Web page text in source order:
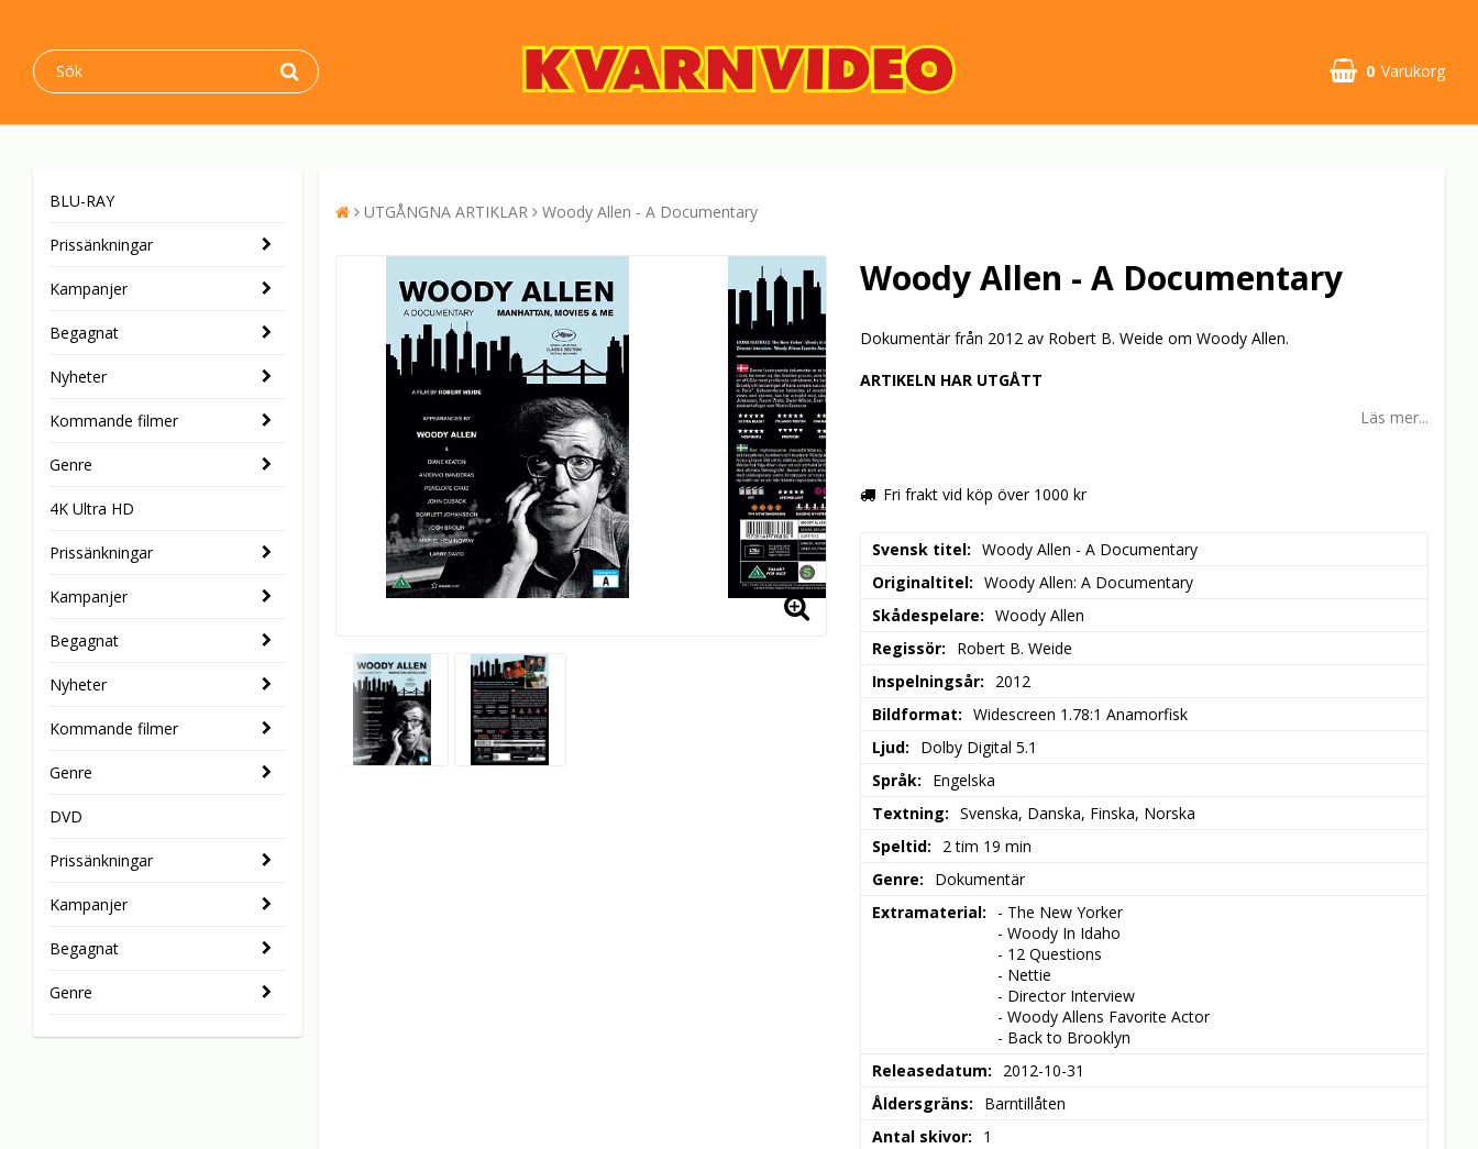
0 Varukorg
BLU-RAY
Prissänkningar
Kampanjer
Begagnat
Nyheter
Kommande filmer
Genre
4K Ultra HD
Prissänkningar
Kampanjer
Begagnat
Nyheter
Kommande filmer
Genre
DVD
Prissänkningar
Kampanjer
Begagnat
Genre
UTGÅNGNA ARTIKLAR Woody Allen - A Documentary
Woody Allen - A Documentary
Dokumentär från 2012 av Robert B. Weide om Woody Allen.
ARTIKELN HAR UTGÅTT
Läs mer...
Fri frakt vid köp över 1000 kr
Svensk titel
Woody Allen - A Documentary
Originaltitel
Woody Allen: A Documentary
Skådespelare
Woody Allen
Regissör
Robert B. Weide
Inspelningsår
2012
Bildformat
Widescreen 1.78:1 Anamorfisk
Ljud
Dolby Digital 5.1
Språk
Engelska
Textning
Svenska, Danska, Finska, Norska
Speltid
2 tim 19 min
Genre
Dokumentär
Extramaterial
- The New Yorker
- Woody In Idaho
- 12 Questions
- Nettie
- Director Interview
- Woody Allens Favorite Actor
- Back to Brooklyn
Releasedatum
2012-10-31
Åldersgräns
Barntillåten
Antal skivor
1